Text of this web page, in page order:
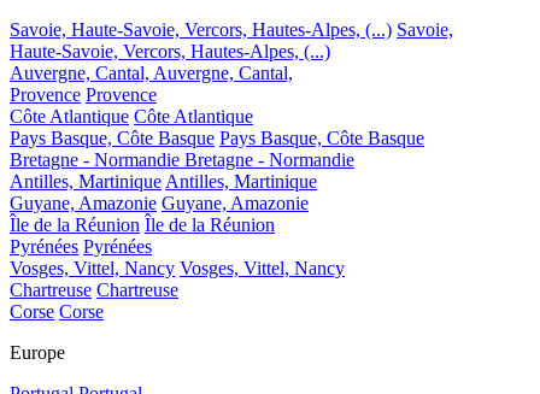
Savoie, Haute-Savoie, Vercors, Hautes-Alpes, (...) Savoie,
Haute-Savoie, Vercors, Hautes-Alpes, (...)
Auvergne, Cantal, Auvergne, Cantal,
Provence Provence
Côte Atlantique Côte Atlantique
Pays Basque, Côte Basque Pays Basque, Côte Basque
Bretagne - Normandie Bretagne - Normandie
Antilles, Martinique Antilles, Martinique
Guyane, Amazonie Guyane, Amazonie
Île de la Réunion Île de la Réunion
Pyrénées Pyrénées
Vosges, Vittel, Nancy Vosges, Vittel, Nancy
Chartreuse Chartreuse
Corse Corse
Europe